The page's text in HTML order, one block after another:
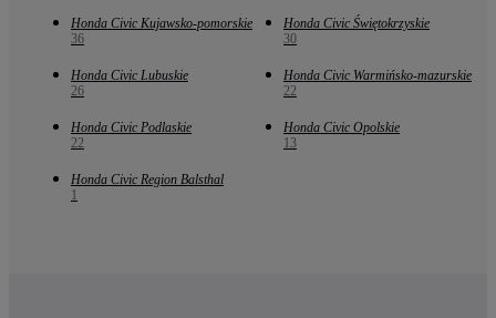
Honda Civic Kujawsko-pomorskie
36
Honda Civic Świętokrzyskie
30
Honda Civic Lubuskie
26
Honda Civic Warmińsko-mazurskie
22
Honda Civic Podlaskie
22
Honda Civic Opolskie
13
Honda Civic Region Balsthal
1